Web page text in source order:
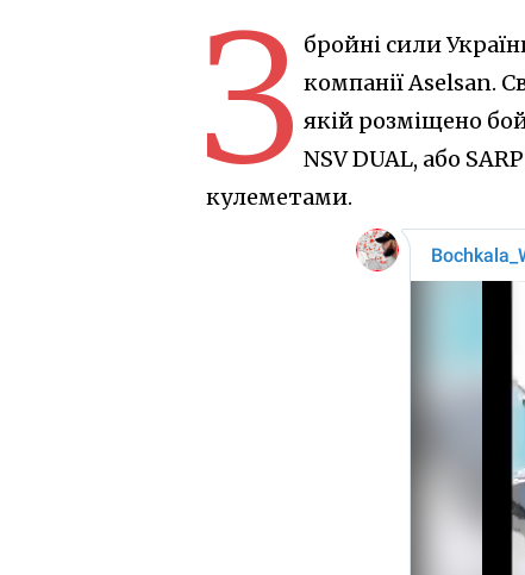
З бройні сили
компанії Aselsan.
якій розміщено
NSV DUAL, або
кулеметами.